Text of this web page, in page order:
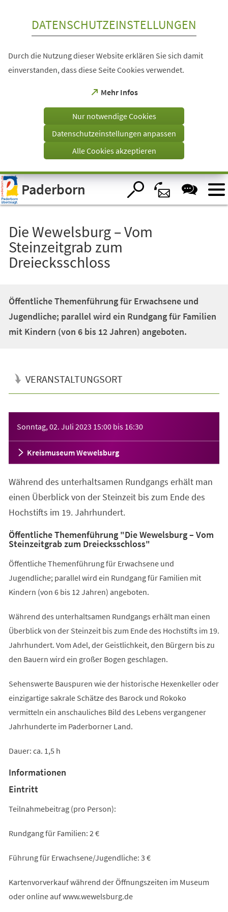
Visuelle
Assistenzsoftware
öffnen.
DATENSCHUTZEINSTELLUNGEN
Durch die Nutzung dieser Website erklären Sie sich damit
einverstanden, dass diese Seite Cookies verwendet.
Mehr Infos
(Öffnet
einem
Tab)
Nur notwendige Cookies
Datenschutzeinstellungen anpassen
Alle Cookies akzeptieren
Paderborn
Die Wewelsburg – Vom
Steinzeitgrab zum
Dreiecksschloss
Öffentliche Themenführung für Erwachsene und
Jugendliche; parallel wird ein Rundgang für Familien
mit Kindern (von 6 bis 12 Jahren) angeboten.
VERANSTALTUNGSORT
Sonntag, 02. Juli 2023 15:00 bis 16:30
Kreismuseum Wewelsburg
Während des unterhaltsamen Rundgangs erhält man
einen Überblick von der Steinzeit bis zum Ende des
Hochstifts im 19. Jahrhundert.
Öffentliche Themenführung "Die Wewelsburg – Vom
Steinzeitgrab zum Dreiecksschloss"
Öffentliche Themenführung für Erwachsene und
Jugendliche; parallel wird ein Rundgang für Familien mit
Kindern (von 6 bis 12 Jahren) angeboten.
Während des unterhaltsamen Rundgangs erhält man einen
Überblick von der Steinzeit bis zum Ende des Hochstifts im 19.
Jahrhundert. Vom Adel, der Geistlichkeit, den Bürgern bis zu
den Bauern wird ein großer Bogen geschlagen.
Sehenswerte Bauspuren wie der historische Hexenkeller oder
einzigartige sakrale Schätze des Barock und Rokoko
vermitteln ein anschauliches Bild des Lebens vergangener
Jahrhunderte im Paderborner Land.
Dauer: ca. 1,5 h
Informationen
Eintritt
Teilnahmebeitrag (pro Person):
Rundgang für Familien: 2 €
Führung für Erwachsene/Jugendliche: 3 €
Kartenvorverkauf während der Öffnungszeiten im Museum
oder online auf www.wewelsburg.de